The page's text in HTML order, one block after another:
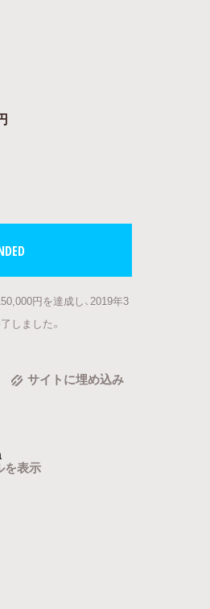
円を達成し、2019年3
しました。
サイトに埋め込み
を表示